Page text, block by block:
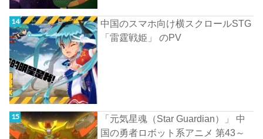
中国のスマホ向け横スクロールSTG
「雷霆戦姫」 のPV
「元気星魂（Star Guardian）」 中
国の勇者ロボット系アニメ 第43～